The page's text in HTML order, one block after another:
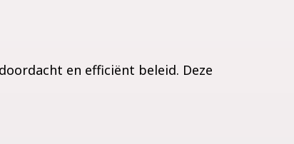
en efficiënt beleid. Deze